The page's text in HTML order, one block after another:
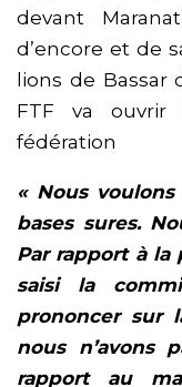
devant
d’encore et de
lions de Bassar
FTF va
fédération
« Nous
bases sures.
Par rapport à la
saisi la
prononcer sur
nous n’avons
rapport au